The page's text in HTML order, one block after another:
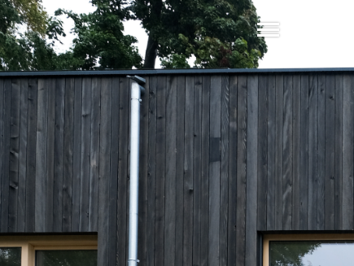
PHILOSOPHIE
STÄRKEN + WERTE
PROJEKTE
ÜBER UNS
OFFENE STELLEN
KONTAKT